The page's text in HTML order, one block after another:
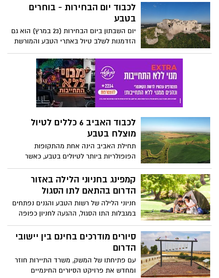
תמצאו מרבדים של נוריות בשלל צבעים
למראה מושלם, לחווית קטיף ולצילומים של
לכבוד יום הבחירות - בוחרים
בטבע
יום השבתון ביום הבחירות (23 במרץ) הוא גם
הזדמנות לשלב טיול באתרי הטבע והמורשת
עם משפחה וחברים. במסגרת זאת רשות
הטבע והגנים תפתח לראשונה למען המבקרים
החל מיום הבחירות 4 אתרים חדשים: גן
לאומי תל דור, עין חניה בנחל רפאים שבגן
הלאומי הרי יהודה, חאן שער הגיא וגן לאומי
מגדל צדק (ראש העין). אתרים אלו נפתחים
נרחבות שהתפרשו על פני מספר שנים
במסגרתן פותחו תשתיות לרווחת המטיילים,
שבילי טיול ומוקדי ביקור מרתקים וייחודיים
בכל אתר.
לכבוד האביב 6 כללים לטיול
מוצלח בטבע
תחילת האביב הינה אחת מהתקופות
הפופולריות ביותר לטיולים בטבע, כאשר
רבבות מטיילים מנצלים את מזג האוויר
הנעים, כדי לטייל בשמורות הטבע והגנים
הלאומים וגם ליהנות משלל פעילויות והדרכות
שהטיול יהיה מוצלח, ייזכר כחוויה חיובית עם
טעם לעוד וחלילה לא ייגמר בפציעה או חמור
מכך, כדאי להקפיד על מספר כללים שיבטיחו
עד כמה שניתן את הצלחת הטיול
קמפינג בחניוני הלילה באזור
הדרום בהתאם לתו הסגול
חניוני הלילה של רשות הטבע והגנים נפתחים
במגבלות התו הסגול, ההגעה לחניון כפופה
לעמידה בהנחיות משרד הבריאות ובהזמנה
מראש במערכת ההזמנות המקוונת.
סיורים מודרכים בחינם בין יישובי
הדרום
עם פתיחתו של המשק, משרד התיירות חוזר
ומחדש את פרויקט הסיורים החינמיים